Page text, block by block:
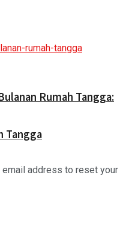
Rumah Tangga:
Tangga
address to reset your